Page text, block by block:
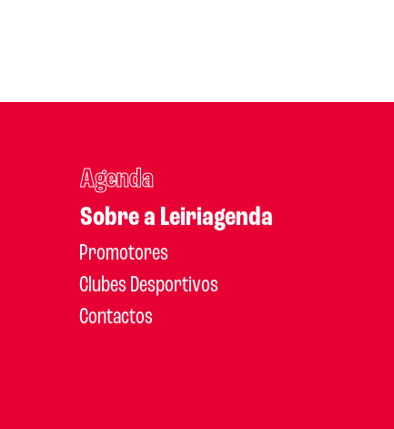
Agenda
Sobre a Leiriagenda
Promotores
Clubes Desportivos
Contactos